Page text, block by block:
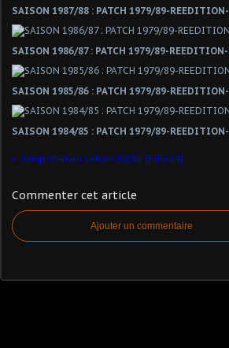
SAISON 1987/88 : PATCH 1979/89-
SAISON 1986/87 : PATCH 1979/89-
SAISON 1985/86 : PATCH 1979/89-
SAISON 1984/85 : PATCH 1979/89-
Coup d'envoi saison 80/81 [FIFA14]
Commenter cet article
Ajouter un commentaire